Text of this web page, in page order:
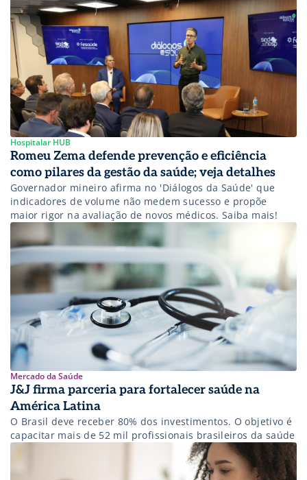
Hospitalar HUB
Romeu Zema defende prevenção e eficiência
como pilares da gestão da saúde; veja detalhes
Governador mineiro afirma no 'Diálogos da Saúde' que
indicadores de volume não medem sucesso e propõe
maior rigor na avaliação de novos médicos. Saiba mais!
Mercado da Saúde
J&J firma parceria para fortalecer saúde na
América Latina
O Brasil deve receber 80% dos investimentos. O objetivo é
capacitar mais de 52 mil profissionais brasileiros da saúde